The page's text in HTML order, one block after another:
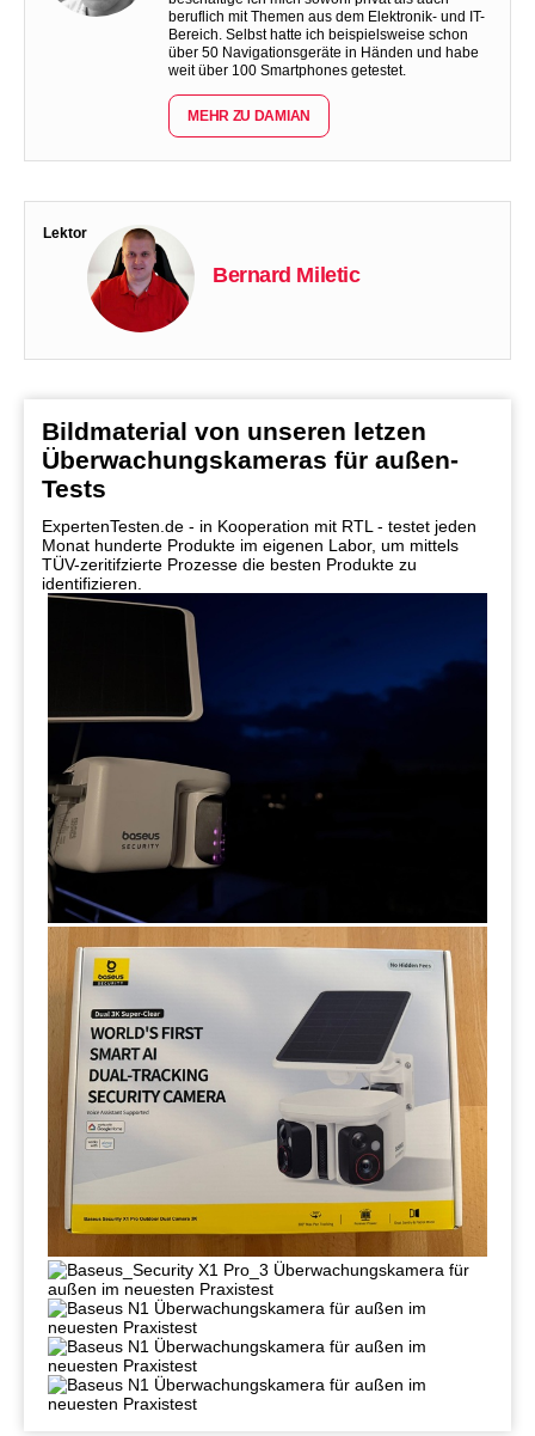
beruflich mit Themen aus dem Elektronik- und IT-
Bereich. Selbst hatte ich beispielsweise schon
über 50 Navigationsgeräte in Händen und habe
weit über 100 Smartphones getestet.
MEHR ZU DAMIAN
Lektor
Bernard Miletic
Bildmaterial von unseren letzen
Überwachungskameras für außen-
Tests
ExpertenTesten.de - in Kooperation mit RTL - testet jeden
Monat hunderte Produkte im eigenen Labor, um mittels
TÜV-zeritifzierte Prozesse die besten Produkte zu
identifizieren.